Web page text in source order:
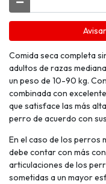
Comida seca completa
adultos de razas
un peso de 10-90 kg.
combinada con
que satisface las más
perro de acuerdo con
En el caso de los perros
debe contar con más
articulaciones de los
sometidas a un mayor